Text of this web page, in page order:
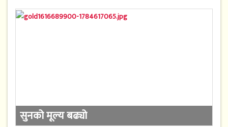
सुनको मूल्य बढ्यो